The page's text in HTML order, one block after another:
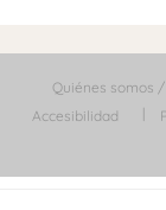
Quiénes somos
Accesibilidad